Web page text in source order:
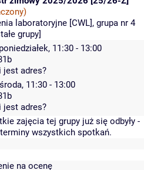
laboratoryjne [CWL], grupa nr 4
grupy]
11:30 - 13:00
jest adres?
11:30 - 13:00
jest adres?
zajęcia tej grupy już się odbyły -
wszystkich spotkań.
na ocenę